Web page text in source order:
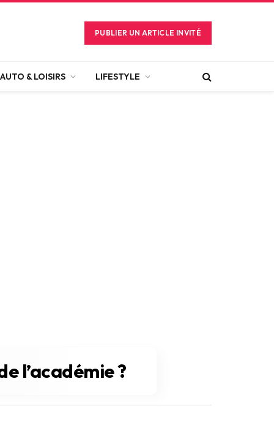
PUBLIER UN ARTICLE INVITÉ
AUTO & LOISIRS LIFESTYLE
l’académie ?